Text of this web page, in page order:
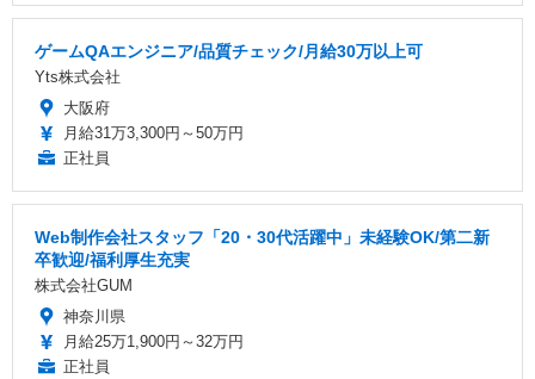
ゲームQAエンジニア/品質チェック/月給30万以上可
Yts株式会社
大阪府
月給31万3,300円～50万円
正社員
Web制作会社スタッフ「20・30代活躍中」未経験OK/第二新
卒歓迎/福利厚生充実
株式会社GUM
神奈川県
月給25万1,900円～32万円
正社員